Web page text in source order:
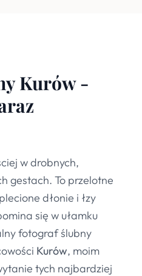
Kurów -
w drobnych,
gestach. To przelotne
dłonie i łzy
się w ułamku
fotograf ślubny
Kurów, moim
tych najbardziej